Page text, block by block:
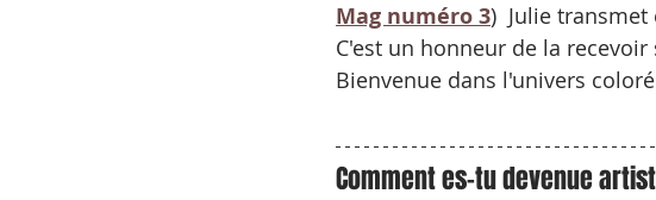
Mag numéro 3)  Julie
C'est un honneur de la
Bienvenue dans l'univers
Comment es-tu devenue